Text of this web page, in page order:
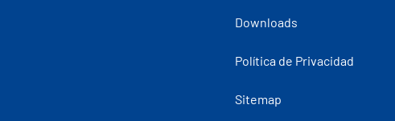
Downloads
Política de Privacidad
Sitemap